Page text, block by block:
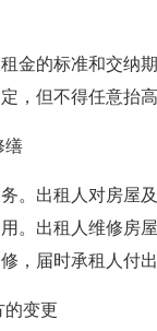
金的标准和交纳
，但不得任意抬高
缮
。出租人对房屋
。出租人维修房
，届时承租人付
的变更